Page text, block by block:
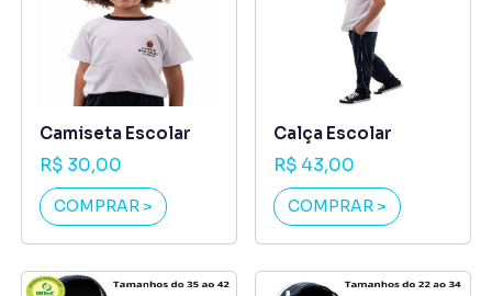
Camiseta Escolar
R$ 30,00
COMPRAR >
Calça Escolar
R$ 43,00
COMPRAR >